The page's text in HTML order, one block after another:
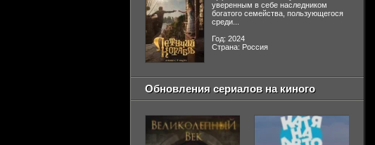
уверенным в себе наследником
богатого семейства, пользующегося
среди...
Год: 2024
Страна: Россия
Обновления сериалов на киного